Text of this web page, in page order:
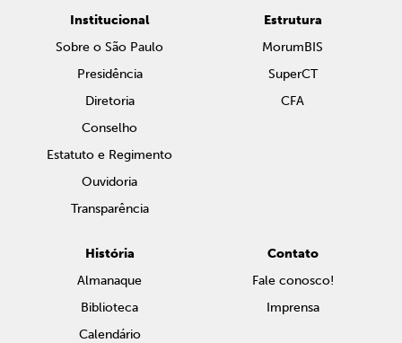
Institucional
Sobre o São Paulo
Presidência
Diretoria
Conselho
Estatuto e Regimento
Ouvidoria
Transparência
Estrutura
MorumBIS
SuperCT
CFA
História
Almanaque
Biblioteca
Calendário
Contato
Fale conosco!
Imprensa